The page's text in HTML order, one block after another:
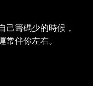
籌碼少的時候，
伴你左右。